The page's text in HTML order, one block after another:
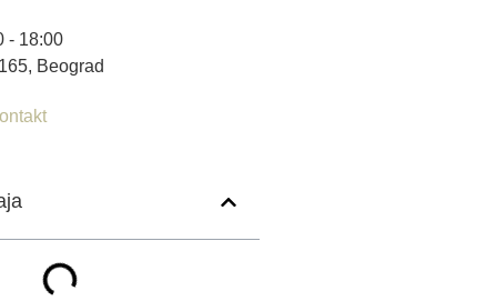
- 18:00
Beograd